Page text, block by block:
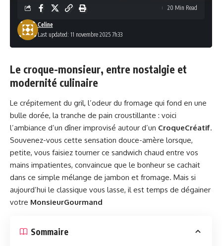
Last updated: 11 novembre 2025 7h33
Celine
20 Min Read
Le croque-monsieur, entre nostalgie et
modernité culinaire
Le crépitement du gril, l’odeur du fromage qui fond en une
bulle dorée, la tranche de pain croustillante : voici
l’ambiance d’un dîner improvisé autour d’un CroqueCréatif.
Souvenez-vous cette sensation douce-amère lorsque,
petite, vous faisiez tourner ce sandwich chaud entre vos
mains impatientes, convaincue que le bonheur se cachait
dans ce simple mélange de jambon et fromage. Mais si
aujourd’hui le classique vous lasse, il est temps de dégainer
votre MonsieurGourmand
Sommaire